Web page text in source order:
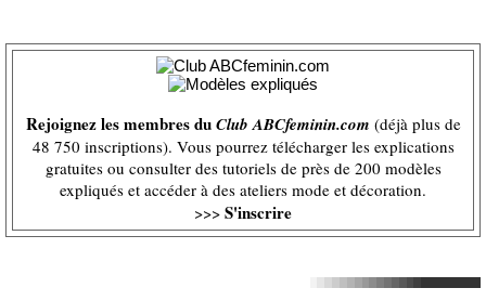
Rejoignez les membres duClub ABCfeminin.com (déjà plus de
48 750 inscriptions). Vous pourrez télécharger les explications
gratuites ou consulter des tutoriels de près de 200 modèles
expliqués et accéder à des ateliers mode et décoration.
>>> S'inscrire